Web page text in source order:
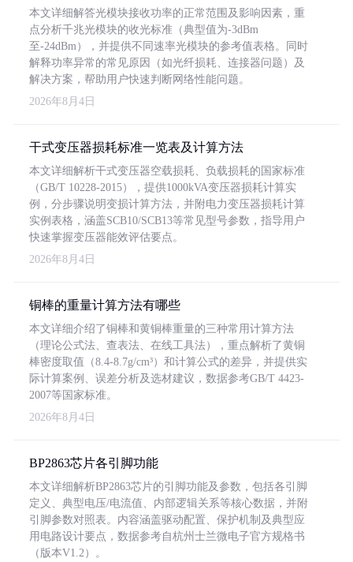
本文详细解答光模块接收功率的正常范围及影响因素，重
点分析千兆光模块的收光标准（典型值为-3dBm
至-24dBm），并提供不同速率光模块的参考值表格。同时
解释功率异常的常见原因（如光纤损耗、连接器问题）及
解决方案，帮助用户快速判断网络性能问题。
2026年8月4日
干式变压器损耗标准一览表及计算方法
本文详细解析干式变压器空载损耗、负载损耗的国家标准
（GB/T 10228-2015），提供1000kVA变压器损耗计算实
例，分步骤说明变损计算方法，并附电力变压器损耗计算
实例表格，涵盖SCB10/SCB13等常见型号参数，指导用户
快速掌握变压器能效评估要点。
2026年8月4日
铜棒的重量计算方法有哪些
本文详细介绍了铜棒和黄铜棒重量的三种常用计算方法
（理论公式法、查表法、在线工具法），重点解析了黄铜
棒密度取值（8.4-8.7g/cm³）和计算公式的差异，并提供实
际计算案例、误差分析及选材建议，数据参考GB/T 4423-
2007等国家标准。
2026年8月4日
BP2863芯片各引脚功能
本文详细解析BP2863芯片的引脚功能及参数，包括各引脚
定义、典型电压/电流值、内部逻辑关系等核心数据，并附
引脚参数对照表。内容涵盖驱动配置、保护机制及典型应
用电路设计要点，数据参考自杭州士兰微电子官方规格书
（版本V1.2）。